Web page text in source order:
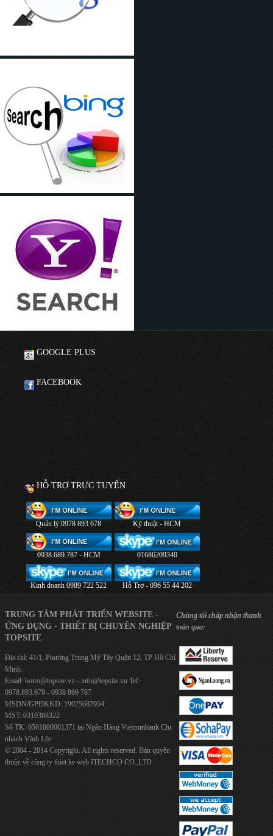
GOOGLE PLUS
FACEBOOK
HỖ TRỢ TRỰC TUYẾN
Quản lý 0978 893 678 Kỹ thuật - HCM
0938.689.787 - HCM 01686209340
Kinh doanh 0989 722 522 Hỗ Trợ - 096 55 44 202
TRUNG TÂM PHÁT TRIỂN WEBSITE -
ỨNG DỤNG - THIẾT BỊ CHUYÊN NGHIỆP
TOPSITE
Địa chỉ: 41/1, Phường Trung Mỹ Tây Quận 12, TP Hồ Chí
Minh.
Email: hotro@topsite.vn - info@topsite.vn Tel:
0978.893.678 - 0938 869 787
MSDN/GPĐKKD: 19025687954
MST: 0310368322
Số TK: 0501000001371 tại Ngân Hàng Vietcombank Chi
nhánh Vĩnh Lộc
© 2004 - 2014 Copyright. All rights reserved. Bản quyền
thuộc về công ty thiet ke web ITECHCO CO.,LTD
Chúng tôi chấp nhận thanh
toán qua: